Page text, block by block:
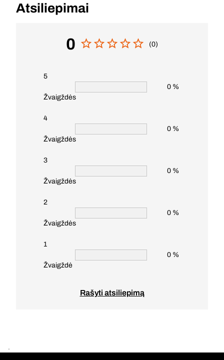
Atsiliepimai
0 (0)
5
Žvaigždės
0 %
4
Žvaigždės
0 %
3
Žvaigždės
0 %
2
Žvaigždės
0 %
1
Žvaigždė
0 %
Rašyti atsiliepimą
.